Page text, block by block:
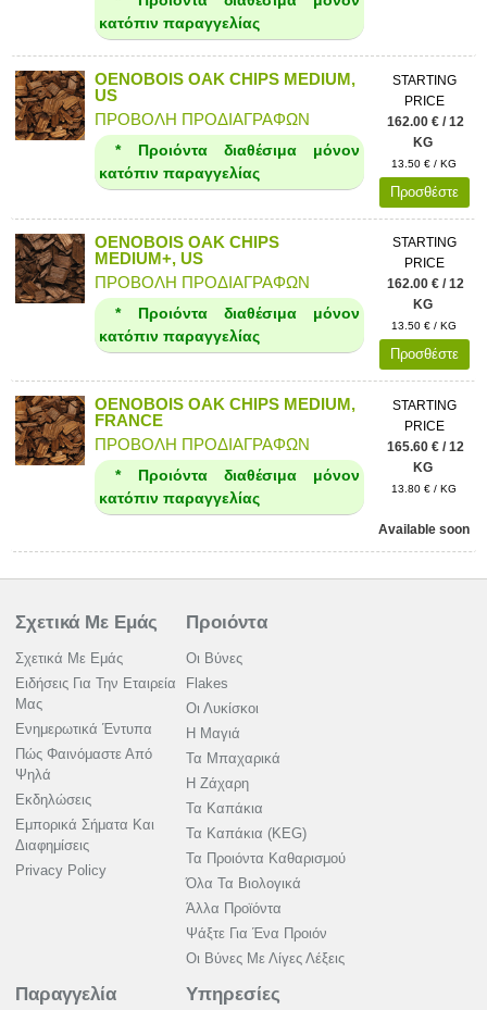
κατόπιν παραγγελίας
OENOBOIS OAK CHIPS MEDIUM,
US
ΠΡΟΒΟΛΗ ΠΡΟΔΙΑΓΡΑΦΩΝ
* Προιόντα διαθέσιμα μόνον
κατόπιν παραγγελίας
STARTING
PRICE
162.00 € / 12
KG
13.50 € / KG
Προσθέστε
OENOBOIS OAK CHIPS
MEDIUM+, US
ΠΡΟΒΟΛΗ ΠΡΟΔΙΑΓΡΑΦΩΝ
* Προιόντα διαθέσιμα μόνον
κατόπιν παραγγελίας
STARTING
PRICE
162.00 € / 12
KG
13.50 € / KG
Προσθέστε
OENOBOIS OAK CHIPS MEDIUM,
FRANCE
ΠΡΟΒΟΛΗ ΠΡΟΔΙΑΓΡΑΦΩΝ
* Προιόντα διαθέσιμα μόνον
κατόπιν παραγγελίας
STARTING
PRICE
165.60 € / 12
KG
13.80 € / KG
Available soon
Σχετικά Με Εμάς
Σχετικά Με Εμάς
Ειδήσεις Για Την Εταιρεία
Μας
Ενημερωτικά Έντυπα
Πώς Φαινόμαστε Από
Ψηλά
Εκδηλώσεις
Εμπορικά Σήματα Και
Διαφημίσεις
Privacy Policy
Προιόντα
Οι Βύνες
Flakes
Οι Λυκίσκοι
Η Μαγιά
Τα Μπαχαρικά
Η Ζάχαρη
Τα Καπάκια
Τα Καπάκια (KEG)
Τα Προιόντα Καθαρισμού
Όλα Τα Βιολογικά
Άλλα Προϊόντα
Ψάξτε Για Ένα Προιόν
Οι Βύνες Με Λίγες Λέξεις
Παραγγελία Υπηρεσίες